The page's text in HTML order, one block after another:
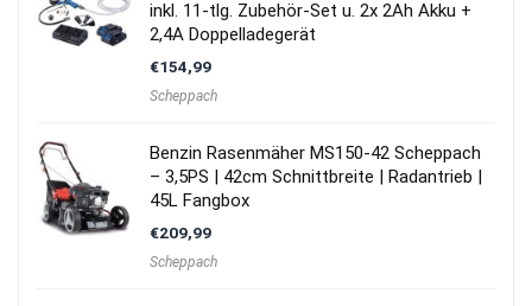
inkl. 11-tlg. Zubehör-Set u. 2x 2Ah Akku +
2,4A Doppelladegerät
€154,99
Scheppach
Benzin Rasenmäher MS150-42 Scheppach
– 3,5PS | 42cm Schnittbreite | Radantrieb |
45L Fangbox
€209,99
Scheppach